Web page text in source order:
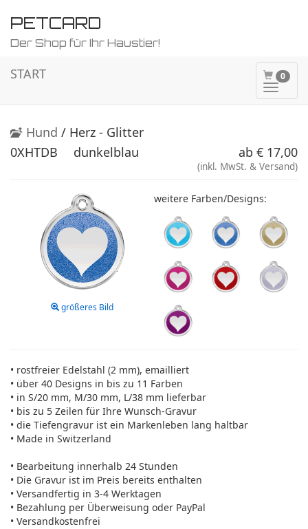
PETCARD
Der Shop für Ihr Haustier!
0
ein-/
START
Hund / Herz - Glitter
0XHTDB
dunkelblau ab € 17,00
(inkl. MwSt. & Versand)
größeres Bild
weitere Farben/Designs:
• rostfreier Edelstahl (2 mm), emailliert
• über 40 Designs in bis zu 11 Farben
• in S/20 mm, M/30 mm, L/38 mm lieferbar
• bis zu 5 Zeilen für Ihre Wunsch-Gravur
• die Tiefengravur ist ein Markenleben lang haltbar
• Made in Switzerland
• Bearbeitung innerhalb 24 Stunden
• Die Gravur ist im Preis bereits enthalten
• Versandfertig in 3-4 Werktagen
• Bezahlung per Überweisung oder PayPal
• Versandkostenfrei